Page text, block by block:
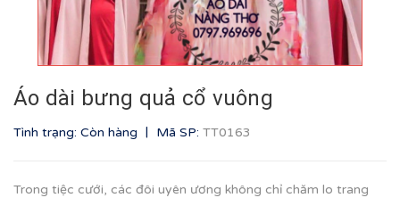
Áo dài bưng quả cổ vuông
Tình trạng: Còn hàng | Mã SP: TT0163
Trong tiệc cưới, các đôi uyên ương không chỉ chăm lo trang